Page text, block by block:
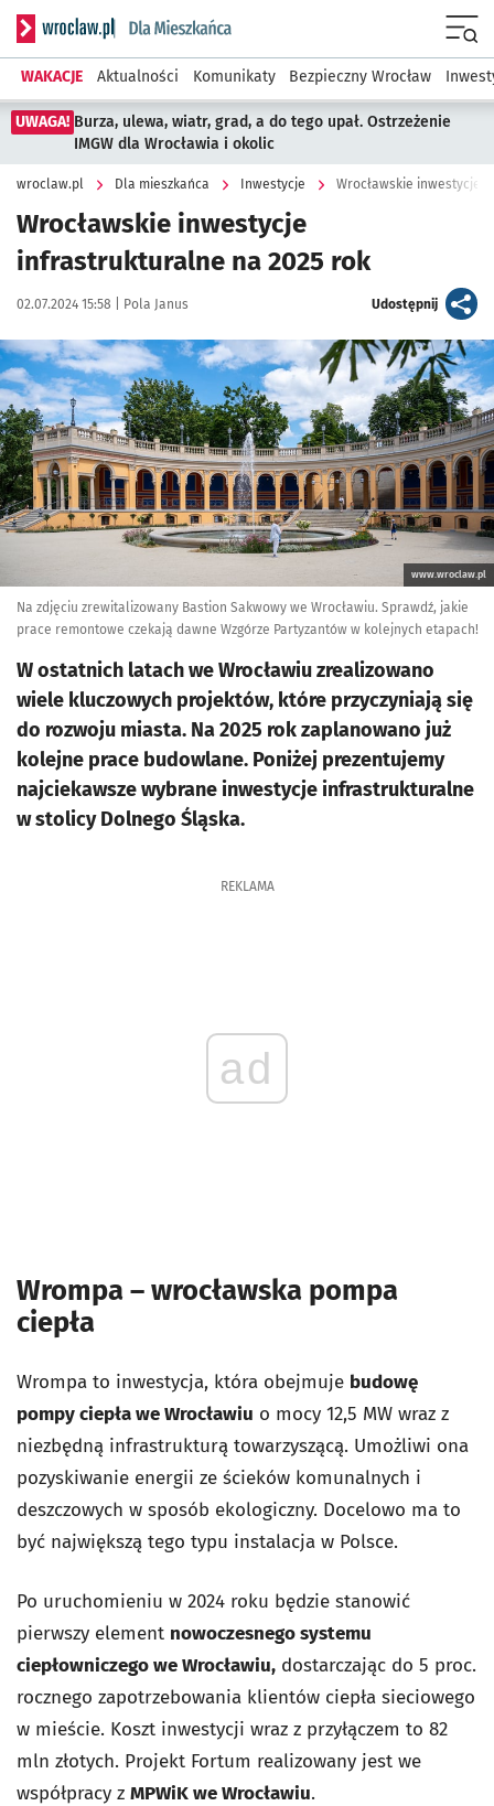
Serwis informacyjny wroclaw.pl podserwis: Dla mieszkańca
WAKACJE Aktualności Komunikaty Bezpieczny Wrocław
UWAGA! Burza, ulewa, wiatr, grad, a do tego upał. Ostrzeżenie
IMGW dla Wrocławia i okolic
wroclaw.pl Dla mieszkańca Inwestycje Wrocławskie inwestycje
Wrocławskie inwestycje
infrastrukturalne na 2025 rok
Data publikacji:
02.07.2024 15:58 | Autor:
Pola Janus Udostępnijartykuł
Kliknij, aby powiększyć
www.wroclaw.pl
Na zdjęciu zrewitalizowany Bastion Sakwowy we Wrocławiu. Sprawdź, jakie
prace remontowe czekają dawne Wzgórze Partyzantów w kolejnych etapach!
W ostatnich latach we Wrocławiu zrealizowano
wiele kluczowych projektów, które przyczyniają się
do rozwoju miasta. Na 2025 rok zaplanowano już
kolejne prace budowlane. Poniżej prezentujemy
najciekawsze wybrane inwestycje infrastrukturalne
w stolicy Dolnego Śląska.
REKLAMA
ad
Wrompa–wrocławska pompa
ciepła
Wrompa to inwestycja, która obejmuje budowę
pompy ciepła we Wrocławiu o mocy 12,5 MW wraz z
niezbędną infrastrukturą towarzyszącą. Umożliwi ona
pozyskiwanie energii ze ścieków komunalnych i
deszczowych w sposób ekologiczny. Docelowo ma to
być największą tego typu instalacja w Polsce.
Po uruchomieniu w 2024 roku będzie stanowić
pierwszy element nowoczesnego systemu
ciepłowniczego we Wrocławiu, dostarczając do 5 proc.
rocznego zapotrzebowania klientów ciepła sieciowego
w mieście. Koszt inwestycji wraz z przyłączem to 82
mln złotych. Projekt Fortum realizowany jest we
współpracy z MPWiK we Wrocławiu.